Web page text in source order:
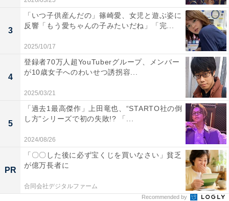
3
「いつ子供産んだの」篠崎愛、女児と遊ぶ姿に
反響「もう愛ちゃんの子みたいだね」「完...
2025/10/17
4
登録者70万人超YouTuberグループ、メンバー
が10歳女子へのわいせつ誘拐容...
2025/03/21
5
「過去1最高傑作」上田竜也、“STARTO社の倒
し方”シリーズで初の失敗!? 「...
2024/08/26
PR
「〇〇した後に必ず宝くじを買いなさい」貧乏
が億万長者に
合同会社デジタルファーム
Recommended by